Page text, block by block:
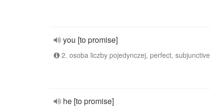
you [to promise]
2. osoba liczby pojedynczej, perfect, subjunctive
he [to promise]